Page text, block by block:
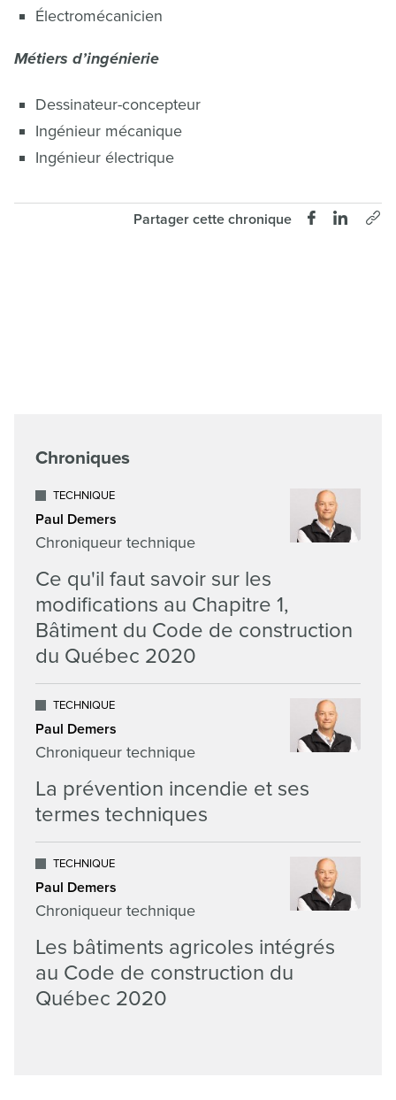
Électromécanicien
Métiers d’ingénierie
Dessinateur-concepteur
Ingénieur mécanique
Ingénieur électrique
Partager cette chronique
Chroniques
TECHNIQUE
Paul Demers
Chroniqueur technique
Ce qu'il faut savoir sur les
modifications au Chapitre 1,
Bâtiment du Code de construction
du Québec 2020
TECHNIQUE
Paul Demers
Chroniqueur technique
La prévention incendie et ses
termes techniques
TECHNIQUE
Paul Demers
Chroniqueur technique
Les bâtiments agricoles intégrés
au Code de construction du
Québec 2020